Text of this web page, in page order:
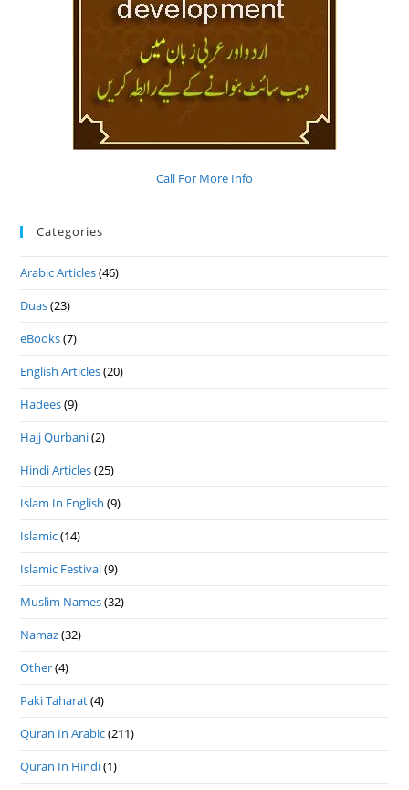
Call For More Info
Categories
Arabic Articles(46)
Duas(23)
eBooks(7)
English Articles(20)
Hadees(9)
Hajj Qurbani(2)
Hindi Articles(25)
Islam In English (9)
Islamic(14)
Islamic Festival(9)
Muslim Names(32)
Namaz(32)
Other(4)
Paki Taharat(4)
Quran In Arabic(211)
Quran In Hindi(1)